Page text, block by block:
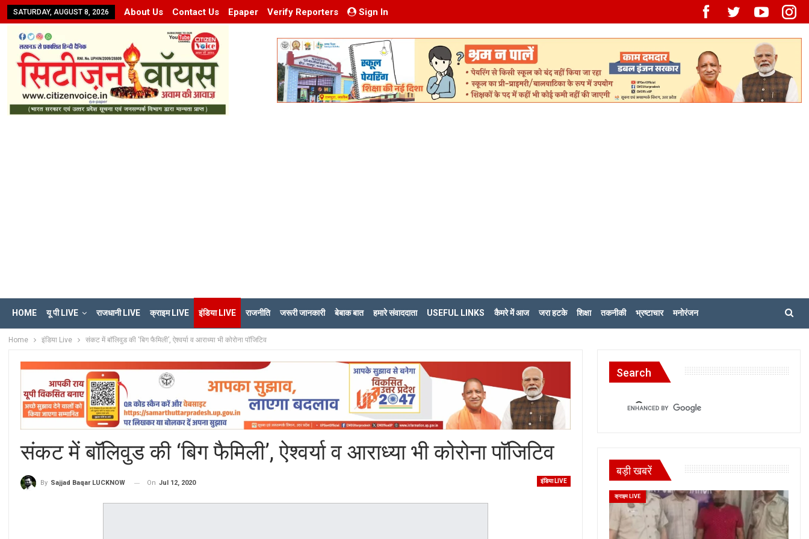
SATURDAY, AUGUST 8, 2026 About Us Contact Us Epaper Verify Reporters Sign In
HOME यू पी LIVE राजधानी LIVE क्राइम LIVE इंडिया LIVE राजनीति जरूरी जानकारी बेबाक बात हमारे संवाददाता USEFUL LINKS कैमरे में आज जरा हटके शिक्षा तकनीकी भ्रष्टाचार मनोरंजन
Home इंडिया Live संकट में बाॅलिवुड की ‘बिग फैमिली’, ऐश्वर्या व आराध्या भी कोरोना पाॅजिटिव
संकट में बाॅलिवुड की ‘बिग फैमिली’, ऐश्वर्या व आराध्या भी कोरोना पाॅजिटिव
इंडिया LIVE
By Sajjad Baqar LUCKNOW On Jul 12, 2020
Search
बड़ी खबरें
क्राइम LIVE